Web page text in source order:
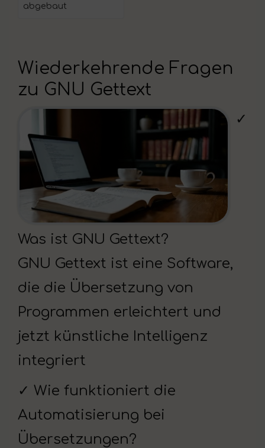
abgebaut
Wiederkehrende Fragen
zu GNU Gettext
✓
Was ist GNU Gettext?
GNU Gettext ist eine Software,
die die Übersetzung von
Programmen erleichtert und
jetzt künstliche Intelligenz
integriert
✓ Wie funktioniert die
Automatisierung bei
Übersetzungen?